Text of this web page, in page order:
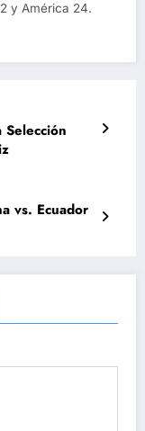
y América 24.
vs. Ecuador